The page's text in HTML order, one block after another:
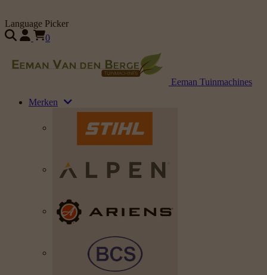
Language Picker
0
Eeman Tuinmachines
Merken